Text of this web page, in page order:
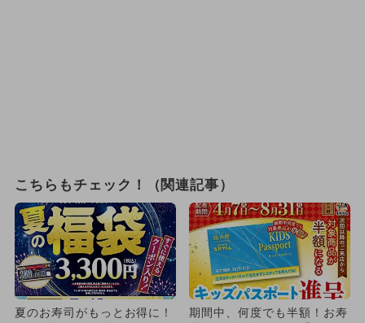
こちらもチェック！（関連記事）
夏のお寿司がもっとお得に！
期間中、何度でも半額！お寿